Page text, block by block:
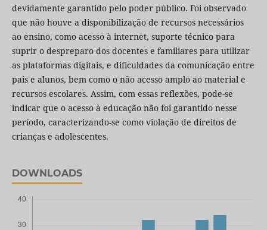
devidamente garantido pelo poder público. Foi observado
que não houve a disponibilização de recursos necessários
ao ensino, como acesso à internet, suporte técnico para
suprir o despreparo dos docentes e familiares para utilizar
as plataformas digitais, e dificuldades da comunicação entre
pais e alunos, bem como o não acesso amplo ao material e
recursos escolares. Assim, com essas reflexões, pode-se
indicar que o acesso à educação não foi garantido nesse
período, caracterizando-se como violação de direitos de
crianças e adolescentes.
DOWNLOADS